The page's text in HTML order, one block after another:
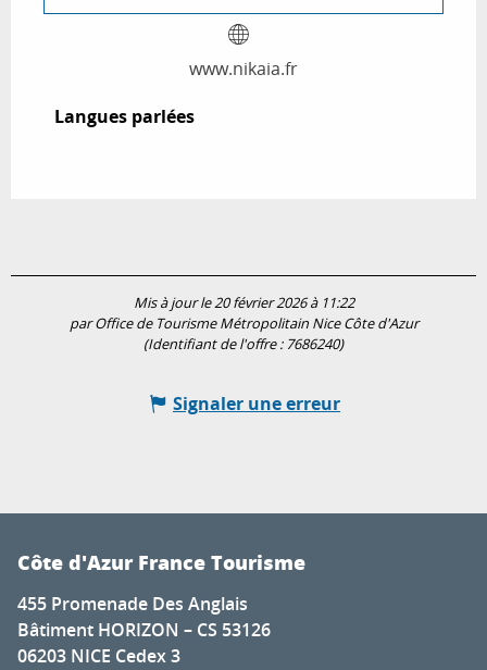
www.nikaia.fr
Langues parlées
Langues parlées
Mis à jour le 20 février 2026 à 11:22
par Office de Tourisme Métropolitain Nice Côte d'Azur
(Identifiant de l'offre : 7686240)
Signaler une erreur
Côte d'Azur France Tourisme
455 Promenade Des Anglais
Bâtiment HORIZON – CS 53126
06203 NICE Cedex 3